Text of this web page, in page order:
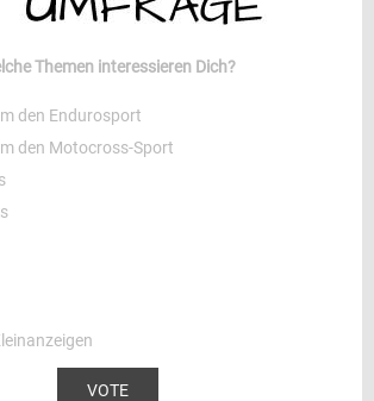
Themen interessieren Dich?
den Endurosport
den Motocross-Sport